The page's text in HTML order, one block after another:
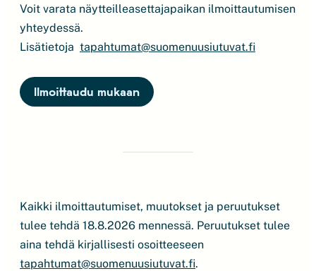
Voit varata näytteilleasettajapaikan ilmoittautumisen
yhteydessä.
Lisätietoja tapahtumat@suomenuusiutuvat.fi
Ilmoittaudu mukaan
Kaikki ilmoittautumiset, muutokset ja peruutukset
tulee tehdä 18.8.2026 mennessä. Peruutukset tulee
aina tehdä kirjallisesti osoitteeseen
tapahtumat@suomenuusiutuvat.fi.